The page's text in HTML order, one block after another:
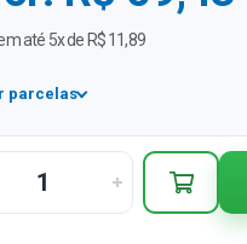
até 5x de R$ 11,89
parcelas